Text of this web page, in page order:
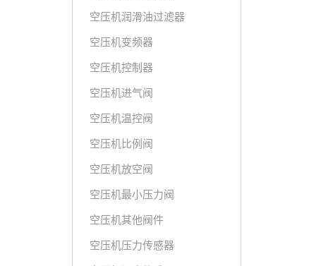
空压机润滑油过滤器
空压机变频器
空压机控制器
空压机进气阀
空压机温控阀
空压机比例阀
空压机放空阀
空压机最小压力阀
空压机其他阀件
空压机压力传感器